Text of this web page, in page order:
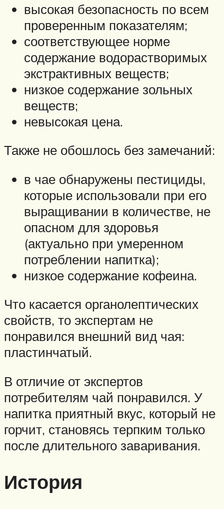
высокая безопасность по всем
проверенным показателям;
соответствующее норме
содержание водорастворимых
экстрактивных веществ;
низкое содержание зольных
веществ;
невысокая цена.
Также не обошлось без замечаний:
в чае обнаружены пестициды,
которые использовали при его
выращивании в количестве, не
опасном для здоровья
(актуально при умеренном
потреблении напитка);
низкое содержание кофеина.
Что касается органолептических
свойств, то экспертам не
понравился внешний вид чая:
пластинчатый.
В отличие от экспертов
потребителям чай понравился. У
напитка приятный вкус, который не
горчит, становясь терпким только
после длительного заваривания.
История